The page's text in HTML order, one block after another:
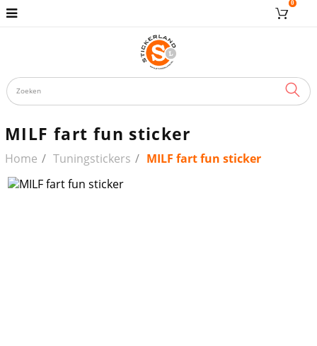
0
MILF fart fun sticker
Home Tuningstickers MILF fart fun sticker